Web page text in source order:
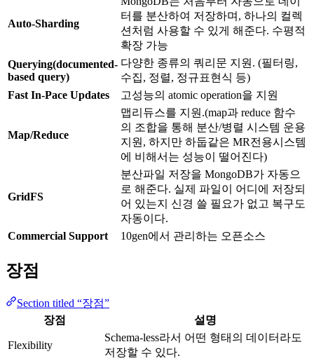
Auto-Sharding
터를 분산하여 저장하며, 하나의 컬렉
션처럼 사용할 수 있게 해준다. 수평적
확장 가능
Querying(documented-
based query)
다양한 종류의 쿼리문 지원. (필터링,
수집, 정렬, 정규표현식 등)
Fast In-Pace Updates
고성능의 atomic operation을 지원
Map/Reduce
맵리듀스를 지원.(map과 reduce 함수
의 조합을 통해 분산/병렬 시스템 운용
지원, 하지만 하둡같은 MR전용시스템
에 비해서는 성능이 떨어진다)
GridFS
분산파일 저장을 MongoDB가 자동으
로 해준다. 실제 파일이 어디에 저장되
어 있는지 신경 쓸 필요가 없고 복구도
자동이다.
Commercial Support
10gen에서 관리하는 오픈소스
장점
Section titled “장점”
장점
설명
Flexibility
Schema-less라서 어떤 형태의 데이터라도
저장할 수 있다.